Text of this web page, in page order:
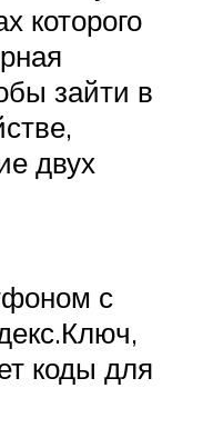
которого
зайти в
двух
с
коды для